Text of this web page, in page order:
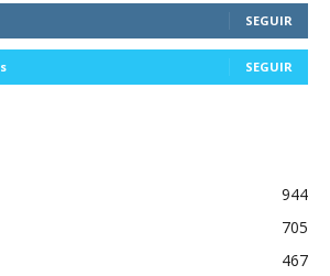
SEGUIR
SEGUIR
944
705
467